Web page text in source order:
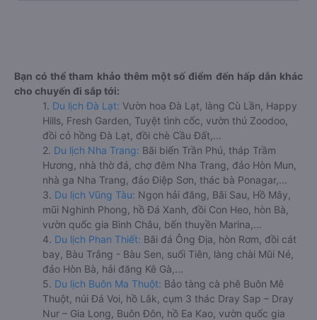
Bạn có thể tham khảo thêm một số điểm đến hấp dẫn khác
cho chuyến đi sắp tới:
1. Du lịch Đà Lạt: Vườn hoa Đà Lạt, làng Cù Lần, Happy
Hills, Fresh Garden, Tuyệt tình cốc, vườn thú Zoodoo,
đồi cỏ hồng Đà Lạt, đồi chè Cầu Đất,...
2. Du lịch Nha Trang: Bãi biển Trần Phú, tháp Trầm
Hương, nhà thờ đá, chợ đêm Nha Trang, đảo Hòn Mun,
nhà ga Nha Trang, đảo Điệp Sơn, thác bà Ponagar,...
3. Du lịch Vũng Tàu: Ngọn hải đăng, Bãi Sau, Hồ Mây,
mũi Nghinh Phong, hồ Đá Xanh, đồi Con Heo, hòn Bà,
vườn quốc gia Bình Châu, bến thuyền Marina,...
4. Du lịch Phan Thiết: Bãi đá Ông Địa, hòn Rơm, đồi cát
bay, Bàu Trắng - Bàu Sen, suối Tiên, làng chài Mũi Né,
đảo Hòn Bà, hải đăng Kê Gà,...
5. Du lịch Buôn Ma Thuột: Bảo tàng cà phê Buôn Mê
Thuột, núi Đá Voi, hồ Lắk, cụm 3 thác Dray Sap – Dray
Nur – Gia Long, Buôn Đôn, hồ Ea Kao, vườn quốc gia